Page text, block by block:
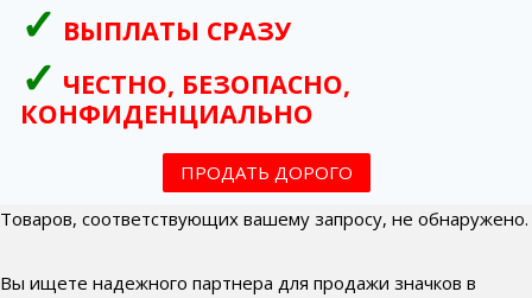
ВЫПЛАТЫ СРАЗУ
ЧЕСТНО, БЕЗОПАСНО,
КОНФИДЕНЦИАЛЬНО
ПРОДАТЬ ДОРОГО
Товаров, соответствующих вашему запросу, не обнаружено.
Вы ищете надежного партнера для продажи значков в